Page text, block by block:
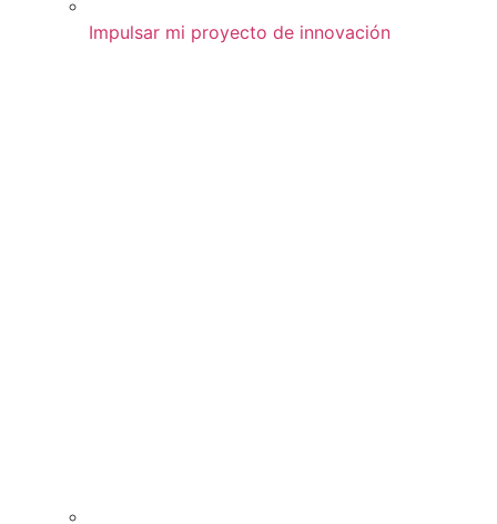
Impulsar mi proyecto de innovación